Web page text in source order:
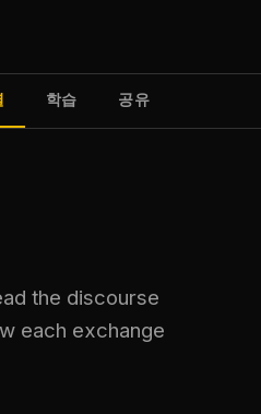
학습 공유
the discourse
each exchange